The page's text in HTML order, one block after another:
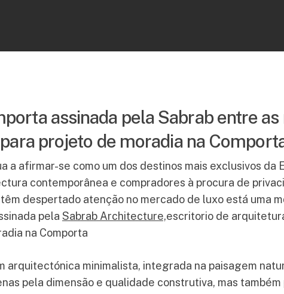
assinada pela Sabrab entre
projeto de moradia na
a afirmar-se como um dos destinos mais exclusivos
contemporânea e compradores à procura de
despertado atenção no mercado de luxo está uma
pela Sabrab Architecture,escritorio de
na Comporta
arquitectónica minimalista, integrada na paisagem
pela dimensão e qualidade construtiva, mas